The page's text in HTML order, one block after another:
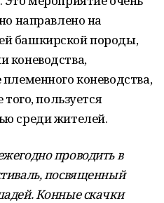
направлено на
башкирской породы,
коневодства,
коневодства,
пользуется
среди жителей.
проводить в
посвященный
Конные скачки